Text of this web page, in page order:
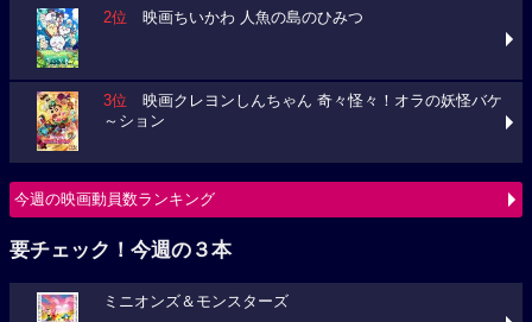
2位 映画ちいかわ 人魚の島のひみつ
3位 映画クレヨンしんちゃん 奇々怪々！オラの妖怪バケ
～ション
今週の映画動員数ランキング
要チェック！今週の３本
ミニオンズ＆モンスターズ